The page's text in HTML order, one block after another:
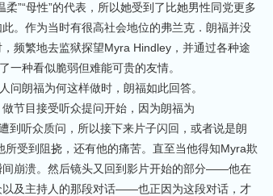
柔”“母性”的代表，所以她受到了比她男性同党更多
。作为当时有很高社会地位的弗兰克 ． 朗福并没
频繁地去监狱探望Myra Hindley ，并通过各种途
一种看似脆弱但难能可贵的友情。
问朗福为何这样做时，朗福如此回答。
目接受听众提问开始，因为朗福为
到听众质问，所以接下来片子闪回，或者说是朗
所受到阻挠，还有他的痛苦。直至当他得知Myra欺
崩溃。然后镜头又回到影片开始的部分——他在
及主持人的那段对话——也正因为这段对话，才